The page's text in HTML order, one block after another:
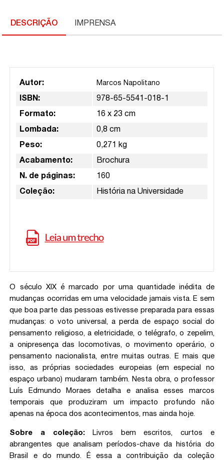
DESCRIÇÃO IMPRENSA
Autor: Marcos Napolitano
ISBN: 978-65-5541-018-1
Formato: 16 x 23 cm
Lombada: 0,8 cm
Peso: 0,271 kg
Acabamento: Brochura
N. de páginas: 160
Coleção: História na Universidade
O século XIX é marcado por uma quantidade inédita de
mudanças ocorridas em uma velocidade jamais vista. E sem
que boa parte das pessoas estivesse preparada para essas
mudanças: o voto universal, a perda de espaço social do
pensamento religioso, a eletricidade, o telégrafo, o zepelim,
a onipresença das locomotivas, o movimento operário, o
pensamento nacionalista, entre muitas outras. E mais que
isso, as próprias sociedades europeias (em especial no
espaço urbano) mudaram também. Nesta obra, o professor
Luís Edmundo Moraes detalha e analisa esses marcos
temporais que produziram um impacto profundo não
apenas na época dos acontecimentos, mas ainda hoje.
Sobre a coleção:Livros bem escritos, curtos e
abrangentes que analisam períodos-chave da história do
Brasil e do mundo. É essa a contribuição da coleção